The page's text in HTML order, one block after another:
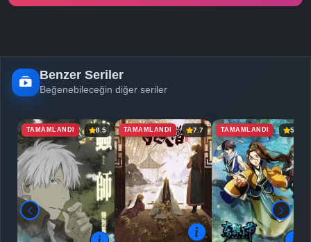
Benzer Seriler
Beğenebileceğin diğer seriler
TAMAMLANDI 8.5 TAMAMLANDI 7.7 TAMAMLANDI 5.9